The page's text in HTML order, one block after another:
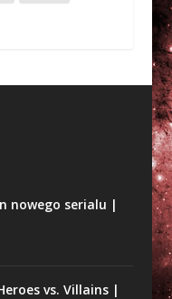
nowego serialu |
vs. Villains |